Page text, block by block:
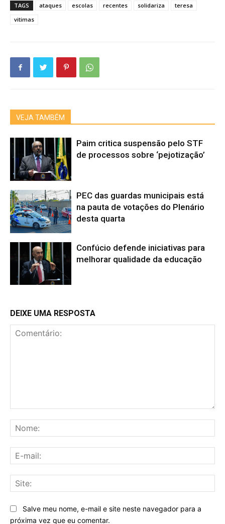
TAGS ataques escolas recentes solidariza
teresa
vitimas
VEJA TAMBÉM
Paim critica suspensão pelo STF
de processos sobre ‘pejotização’
PEC das guardas municipais está
na pauta de votações do Plenário
desta quarta
Confúcio defende iniciativas para
melhorar qualidade da educação
DEIXE UMA RESPOSTA
Salve meu nome, e-mail e site neste navegador para a
próxima vez que eu comentar.